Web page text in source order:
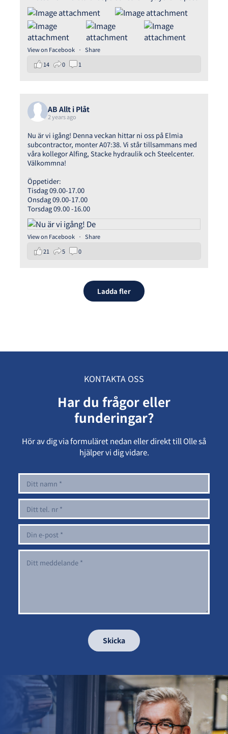
View on Facebook · Share
14
0 1
AB Allt i Plåt
2 years ago
Nu är vi igång! Denna veckan hittar ni oss på Elmia
subcontractor, monter A07:38. Vi står tillsammans med
våra kollegor Alfing, Stacke hydraulik och Steelcenter.
Välkommna!
Öppetider:
Tisdag 09.00-17.00
Onsdag 09.00-17.00
Torsdag 09.00 -16.00
View on Facebook · Share
21
5 0
Ladda fler
KONTAKTA OSS
Har du frågor eller
funderingar?
Hör av dig via formuläret nedan eller direkt till Olle så
hjälper vi dig vidare.
Skicka